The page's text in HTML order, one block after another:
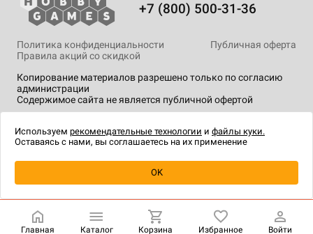
Уведомить о наличии
+7 (800) 500-31-36
Копирование материалов разрешено только по согласию
администрации
Содержимое сайта не является публичной офертой
Политика конфиденциальности
Публичная оферта
Правила акций со скидкой
технологии.
Главная Каталог Корзина Избранное Войти
Используем рекомендательные технологии и файлы куки.
Оставаясь с нами, вы соглашаетесь на их применение
OK